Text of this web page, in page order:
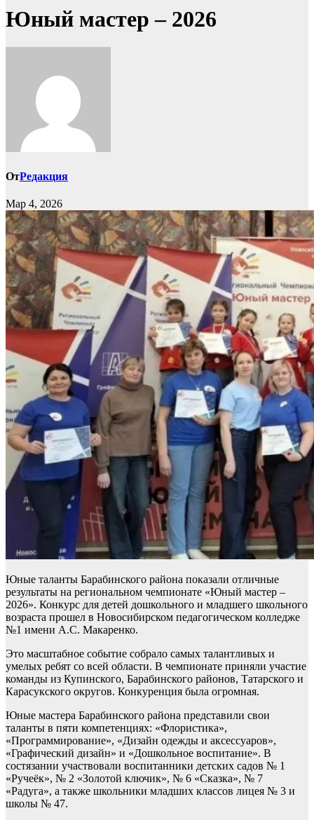
Юный мастер – 2026
ОтРедакция
Мар 4, 2026
Юные таланты Барабинского района показали отличные
результаты на региональном чемпионате «Юный мастер –
2026». Конкурс для детей дошкольного и младшего школьного
возраста прошел в Новосибирском педагогическом колледже
№1 имени А.С. Макаренко.
Это масштабное событие собрало самых талантливых и
умелых ребят со всей области. В чемпионате приняли участие
команды из Купинского, Барабинского районов, Татарского и
Карасукского округов. Конкуренция была огромная.
Юные мастера Барабинского района представили свои
таланты в пяти компетенциях: «Флористика»,
«Программирование», «Дизайн одежды и аксессуаров»,
«Графический дизайн» и «Дошкольное воспитание». В
состязании участвовали воспитанники детских садов № 1
«Ручеёк», № 2 «Золотой ключик», № 6 «Сказка», № 7
«Радуга», а также школьники младших классов лицея № 3 и
школы № 47.